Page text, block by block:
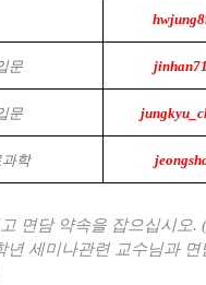
문
문
학
면담 약속을 잡으십시오.
년 세미나관련 교수님과 면